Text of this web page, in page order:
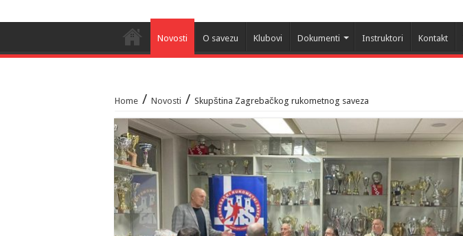
Novosti O savezu Klubovi Dokumenti Instruktori Kontakt
Home / Novosti / Skupština Zagrebačkog rukometnog saveza